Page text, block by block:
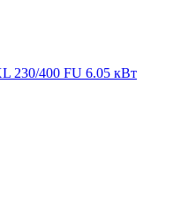
230/400 FU 6.05 кВт